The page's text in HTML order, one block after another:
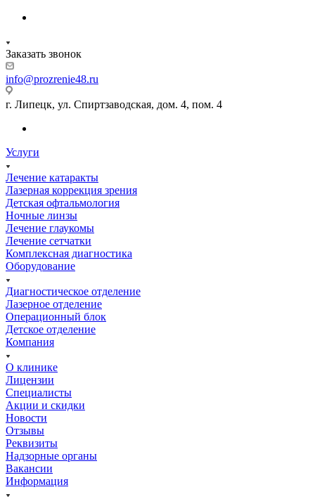
Заказать звонок
info@prozrenie48.ru
г. Липецк, ул. Спиртзаводская, дом. 4, пом. 4
Услуги
Лечение катаракты
Лазерная коррекция зрения
Детская офтальмология
Ночные линзы
Лечение глаукомы
Лечение сетчатки
Комплексная диагностика
Оборудование
Диагностическое отделение
Лазерное отделение
Операционный блок
Детское отделение
Компания
О клинике
Лицензии
Специалисты
Акции и скидки
Новости
Отзывы
Реквизиты
Надзорные органы
Вакансии
Информация